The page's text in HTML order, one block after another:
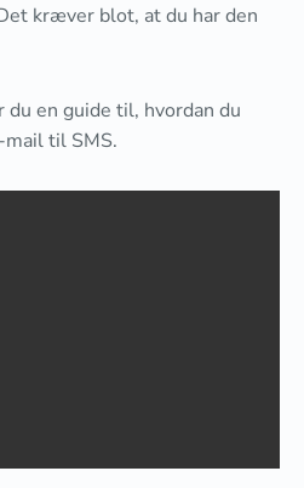
kræver blot, at du har den
en guide til, hvordan du
til SMS.